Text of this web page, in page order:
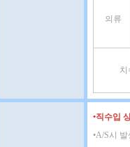
의류
치
•직수입
•A/S시